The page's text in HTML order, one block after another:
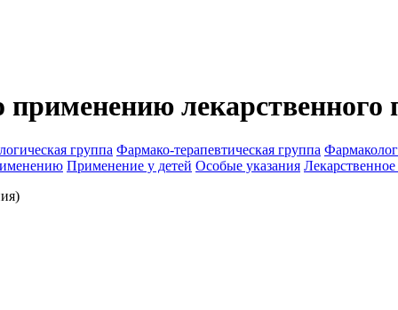
лекарственного
группа Фармако-терапевтическая группа
Применение у детей Особые указания